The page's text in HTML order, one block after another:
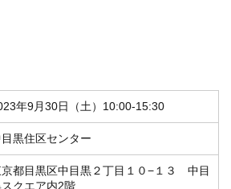
年9月30日（土）10:00-15:30
黒住区センター
都目黒区中目黒２丁目１０−１３ 中目
クエア内2階